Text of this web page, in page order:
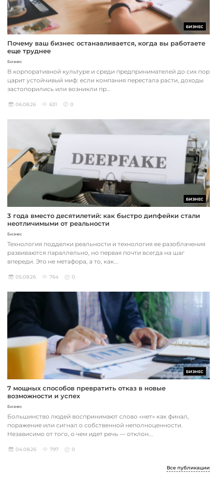
БИЗНЕС
Почему ваш бизнес останавливается, когда вы работаете
еще труднее
Бизнес
В корпоративной культуре и среди предпринимателей до сих пор
царит устойчивый миф: если компания перестала расти, доходы
застопорились или возникли пр...
06.08.26 631 0
БИЗНЕС
3 года вместо десятилетий: как быстро дипфейки стали
неотличимыми от реальности
Бизнес
Технология подделки реальности и технология ее разоблачения
развиваются параллельно, но первая почти всегда на шаг
впереди. Это не метафора, а то, как...
05.08.26 764 0
БИЗНЕС
7 мощных способов превратить отказ в новые
возможности и успех
Бизнес
Большинство людей воспринимают слово «нет» как финал,
поражение или сигнал о собственной неполноценности.
Независимо от того, о чем идет речь — отклон...
04.08.26 797 0
Все публикации